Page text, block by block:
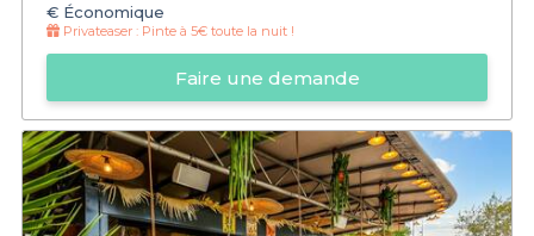
€ Économique
Privateaser : Pinte à 5€ toute la nuit !
Faire une demande